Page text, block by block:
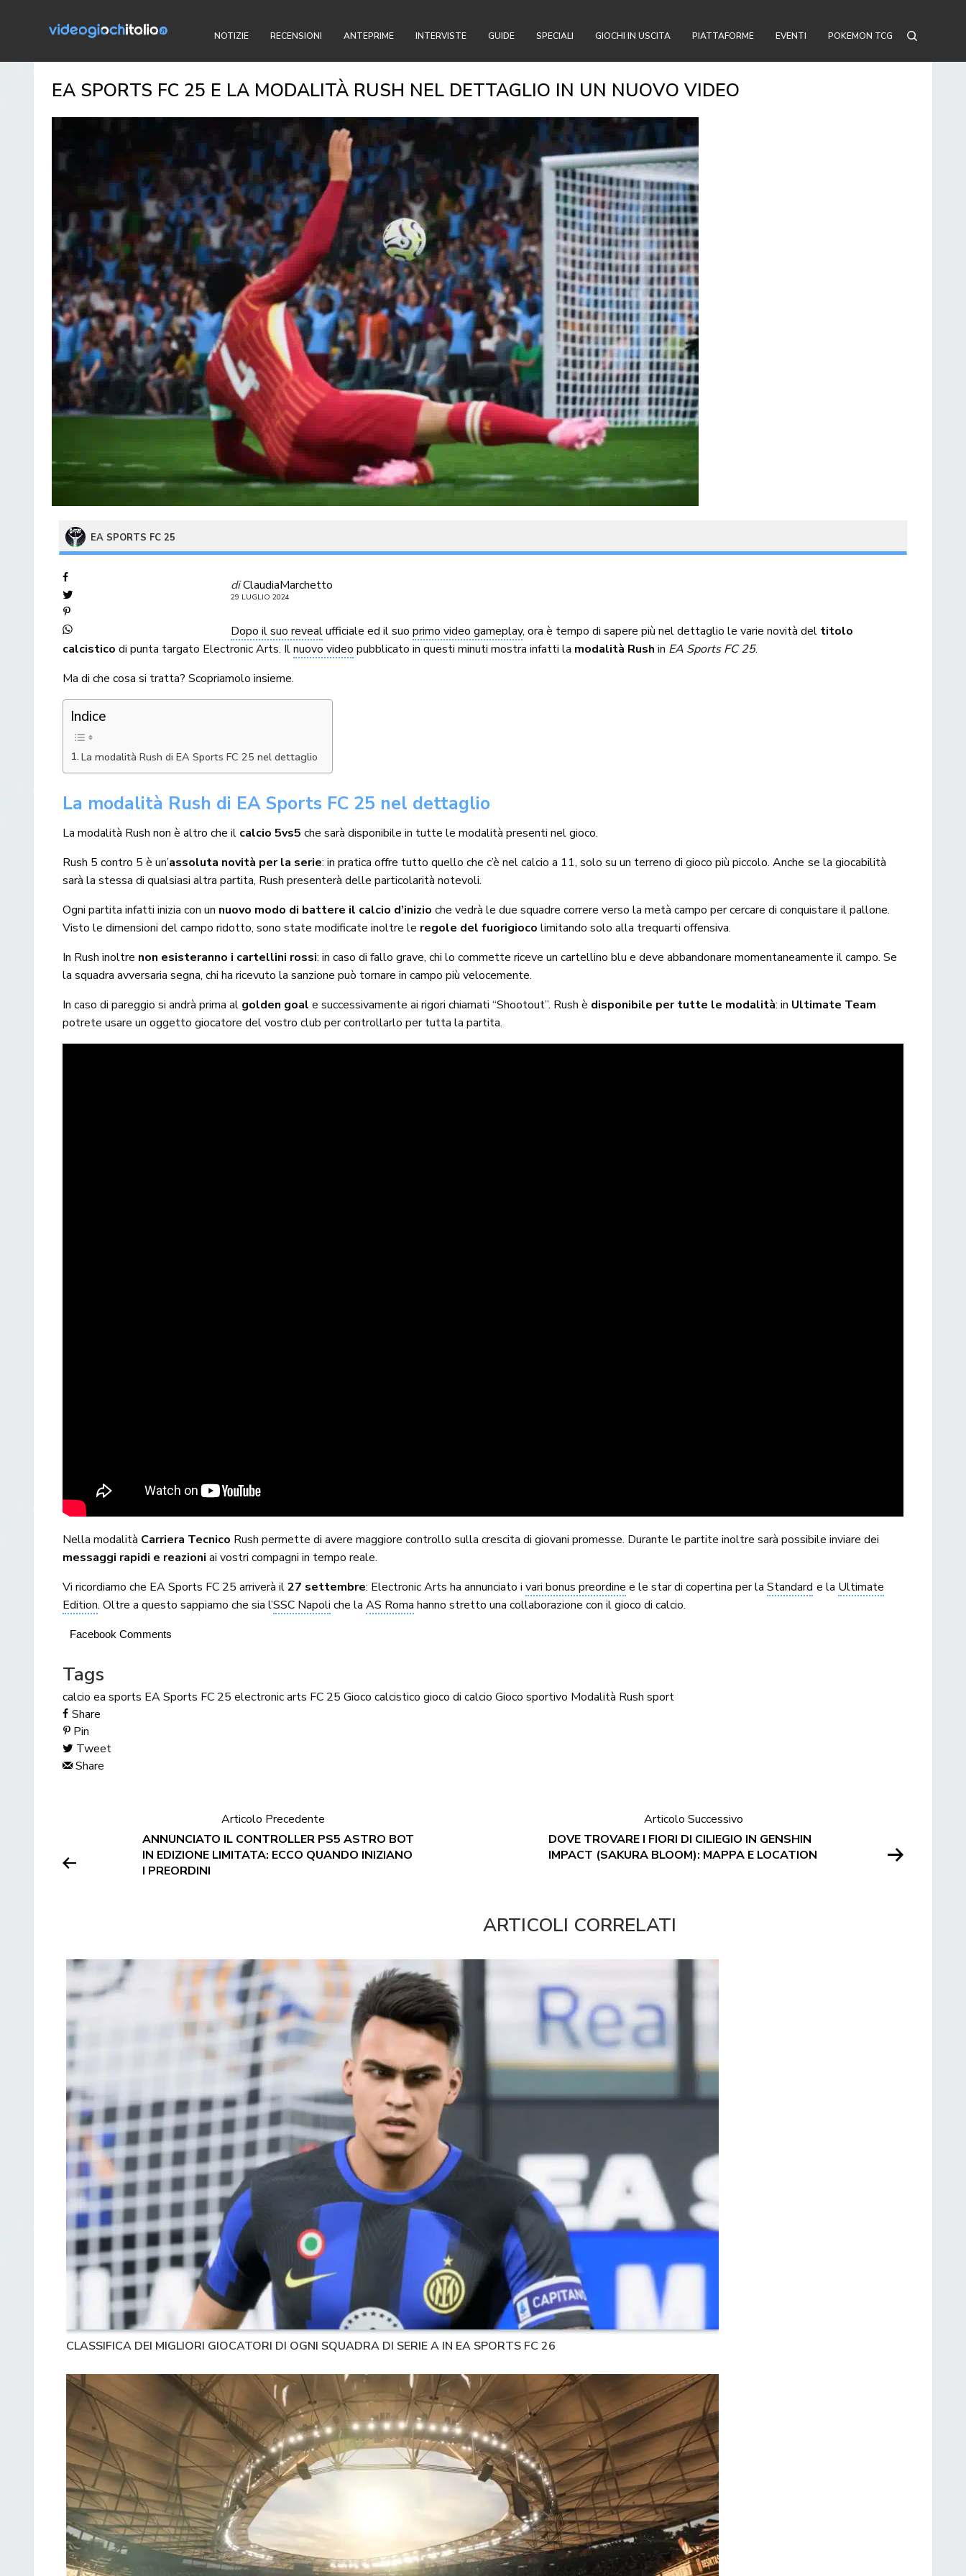
NOTIZIE RECENSIONI ANTEPRIME INTERVISTE GUIDE SPECIALI GIOCHI IN USCITA PIATTAFORME EVENTI POKEMON TCG
EA SPORTS FC 25 E LA MODALITÀ RUSH NEL DETTAGLIO IN UN NUOVO VIDEO
EA SPORTS FC 25
diClaudiaMarchetto
29 LUGLIO 2024
Dopo il suo revealufficiale ed il suoprimo video gameplay, ora è tempo di sapere più nel dettaglio le varie novità del titolo
calcistico di punta targato Electronic Arts. Ilnuovo video pubblicato in questi minuti mostra infatti la modalità Rush in EA Sports FC 25.
Ma di che cosa si tratta? Scopriamolo insieme.
Indice
La modalità Rush di EA Sports FC 25 nel dettaglio
La modalità Rush di EA Sports FC 25 nel dettaglio
La modalità Rush non è altro che il calcio 5vs5 che sarà disponibile in tutte le modalità presenti nel gioco.
Rush 5 contro 5 è un’assoluta novità per la serie: in pratica offre tutto quello che c’è nel calcio a 11, solo su un terreno di gioco più piccolo. Anche se la giocabilità
sarà la stessa di qualsiasi altra partita, Rush presenterà delle particolarità notevoli.
Ogni partita infatti inizia con un nuovo modo di battere il calcio d’inizio che vedrà le due squadre correre verso la metà campo per cercare di conquistare il pallone.
Visto le dimensioni del campo ridotto, sono state modificate inoltre le regole del fuorigioco limitando solo alla trequarti offensiva.
In Rush inoltre non esisteranno i cartellini rossi: in caso di fallo grave, chi lo commette riceve un cartellino blu e deve abbandonare momentaneamente il campo. Se
la squadra avversaria segna, chi ha ricevuto la sanzione può tornare in campo più velocemente.
In caso di pareggio si andrà prima al golden goal e successivamente ai rigori chiamati “Shootout”. Rush è disponibile per tutte le modalità: in Ultimate Team
potrete usare un oggetto giocatore del vostro club per controllarlo per tutta la partita.
Nella modalità Carriera Tecnico Rush permette di avere maggiore controllo sulla crescita di giovani promesse. Durante le partite inoltre sarà possibile inviare dei
messaggi rapidi e reazioni ai vostri compagni in tempo reale.
Vi ricordiamo che EA Sports FC 25 arriverà il27 settembre: Electronic Arts ha annunciato ivari bonus preordine e le star di copertina per laStandard e la Ultimate
Edition. Oltre a questo sappiamo che sia l’SSC Napoli che laAS Roma hanno stretto una collaborazione con il gioco di calcio.
Facebook Comments
Tags
calcio ea sports EA Sports FC 25 electronic arts FC 25 Gioco calcistico gioco di calcio Gioco sportivo Modalità Rush sport
Share
Pin
Tweet
Share
Articolo Precedente
ANNUNCIATO IL CONTROLLER PS5 ASTRO BOT
IN EDIZIONE LIMITATA: ECCO QUANDO INIZIANO
I PREORDINI
Articolo Successivo
DOVE TROVARE I FIORI DI CILIEGIO IN GENSHIN
IMPACT (SAKURA BLOOM): MAPPA E LOCATION
ARTICOLI CORRELATI
CLASSIFICA DEI MIGLIORI GIOCATORI DI OGNI SQUADRA DI SERIE A IN EA SPORTS FC 26